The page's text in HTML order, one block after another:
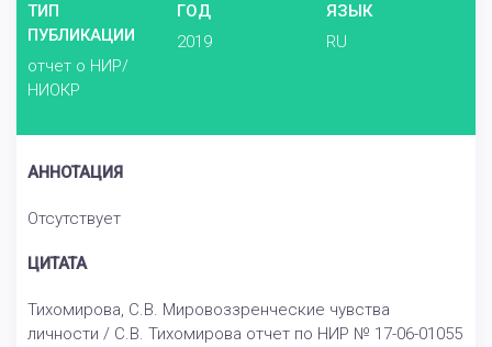
ТИП
ПУБЛИКАЦИИ
отчет о НИР/
НИОКР
ГОД
2019
ЯЗЫК
RU
АННОТАЦИЯ
Отсутствует
ЦИТАТА
Тихомирова, С.В. Мировоззренческие чувства
личности / С.В. Тихомирова отчет по НИР № 17-06-01055